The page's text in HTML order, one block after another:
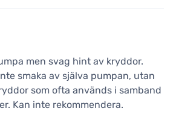
men svag hint av kryddor.
smaka av själva pumpan, utan
som ofta används i samband
Kan inte rekommendera.